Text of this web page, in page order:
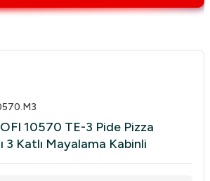
10570 TE-3 Pide Pizza
3 Katlı Mayalama Kabinli